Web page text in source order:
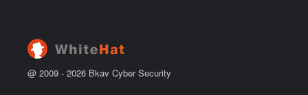
u
@ 2009 - 2026 Bkav Cyber Security